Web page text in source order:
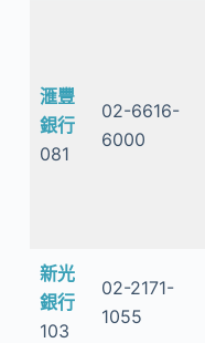
滙豐
銀行
081
02-6616-
6000
新光
銀行
103
02-2171-
1055